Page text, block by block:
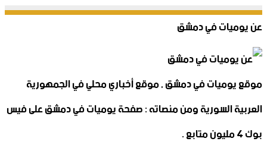
عن يوميات في دمشق
موقع يوميات في دمشق , موقع أخباري محلي في الجمهورية
العربية السورية ومن منصاته : صفحة يوميات في دمشق على فيس
بوك 4 مليون متابع .